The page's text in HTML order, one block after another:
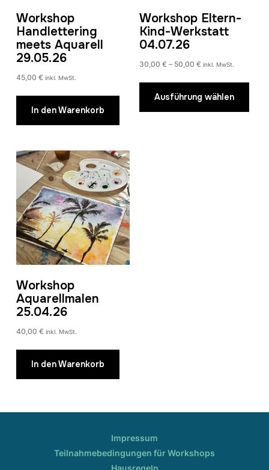
Workshop
Handlettering
meets Aquarell
29.05.26
45,00 € inkl. MwSt.
In den Warenkorb
Workshop Eltern-
Kind-Werkstatt
04.07.26
30,00 € – 50,00 €Preisspanne:
50,00 €
inkl. MwSt.
Ausführung wählen
weist
Workshop
Aquarellmalen
25.04.26
40,00 € inkl. MwSt.
In den Warenkorb
Impressum
Teilnahmebedingungen für Workshops